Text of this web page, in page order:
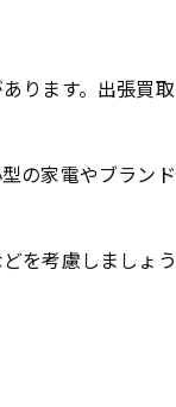
ります。出張買
の家電やブラン
を考慮しましょ